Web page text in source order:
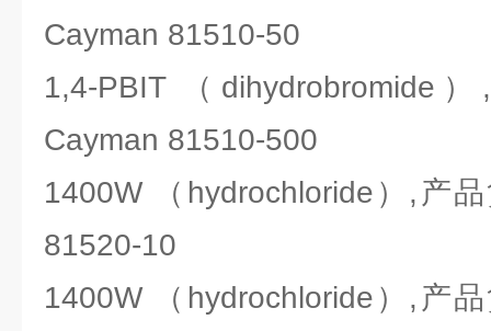
Cayman 81510-50
1,4-PBIT （dihydrobromide
Cayman 81510-500
1400W （hydrochloride）,产
81520-10
1400W （hydrochloride）,产